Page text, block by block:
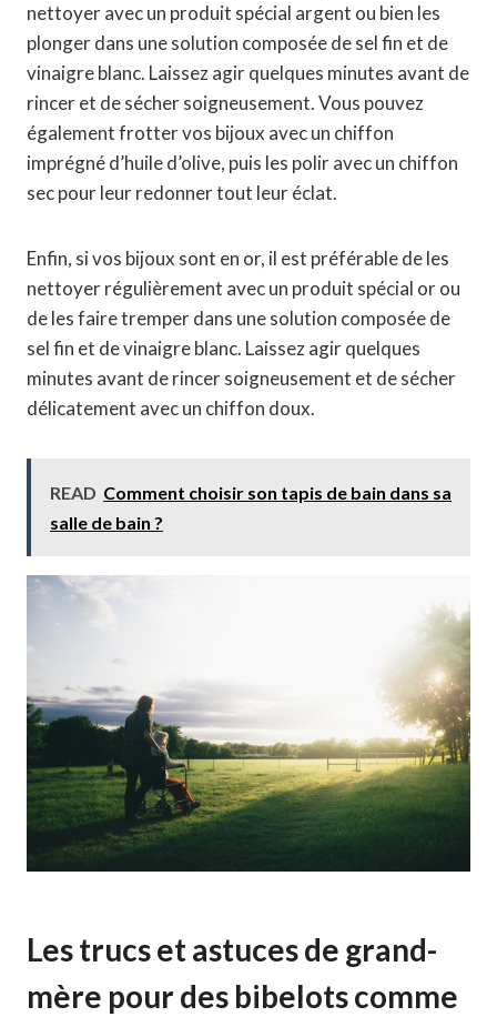
nettoyer avec un produit spécial argent ou bien les
plonger dans une solution composée de sel fin et de
vinaigre blanc. Laissez agir quelques minutes avant de
rincer et de sécher soigneusement. Vous pouvez
également frotter vos bijoux avec un chiffon
imprégné d’huile d’olive, puis les polir avec un chiffon
sec pour leur redonner tout leur éclat.
Enfin, si vos bijoux sont en or, il est préférable de les
nettoyer régulièrement avec un produit spécial or ou
de les faire tremper dans une solution composée de
sel fin et de vinaigre blanc. Laissez agir quelques
minutes avant de rincer soigneusement et de sécher
délicatement avec un chiffon doux.
READ Comment choisir son tapis de bain dans sa
salle de bain ?
Les trucs et astuces de grand-
mère pour des bibelots comme